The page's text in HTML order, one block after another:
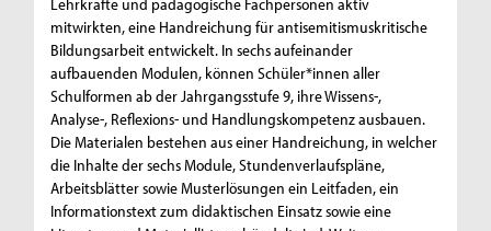
mitwirkten, eine Handreichung für antisemitismuskritische
Bildungsarbeit entwickelt. In sechs aufeinander
aufbauenden Modulen, können Schüler*innen aller
Schulformen ab der Jahrgangsstufe 9, ihre Wissens-,
Analyse-, Reflexions- und Handlungskompetenz ausbauen.
Die Materialen bestehen aus einer Handreichung, in welcher
die Inhalte der sechs Module, Stundenverlaufspläne,
Arbeitsblätter sowie Musterlösungen ein Leitfaden, ein
Informationstext zum didaktischen Einsatz sowie eine